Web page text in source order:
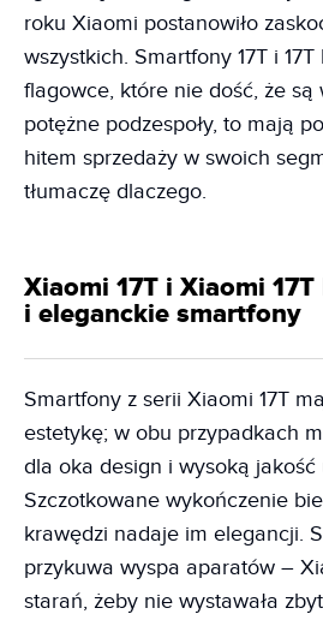
roku Xiaomi postanowiło
wszystkich. Smartfony 17T i
flagowce, które nie dość, że są
potężne podzespoły, to mają
hitem sprzedaży w swoich
tłumaczę dlaczego.
Xiaomi 17T i Xiaomi
i eleganckie smartfony
Smartfony z serii Xiaomi 17T
estetykę; w obu przypadkach
dla oka design i wysoką jakość
Szczotkowane wykończenie
krawędzi nadaje im elegancji.
przykuwa wyspa aparatów –
starań, żeby nie wystawała